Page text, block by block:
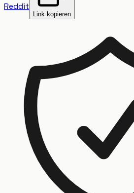
Reddit
Link kopieren